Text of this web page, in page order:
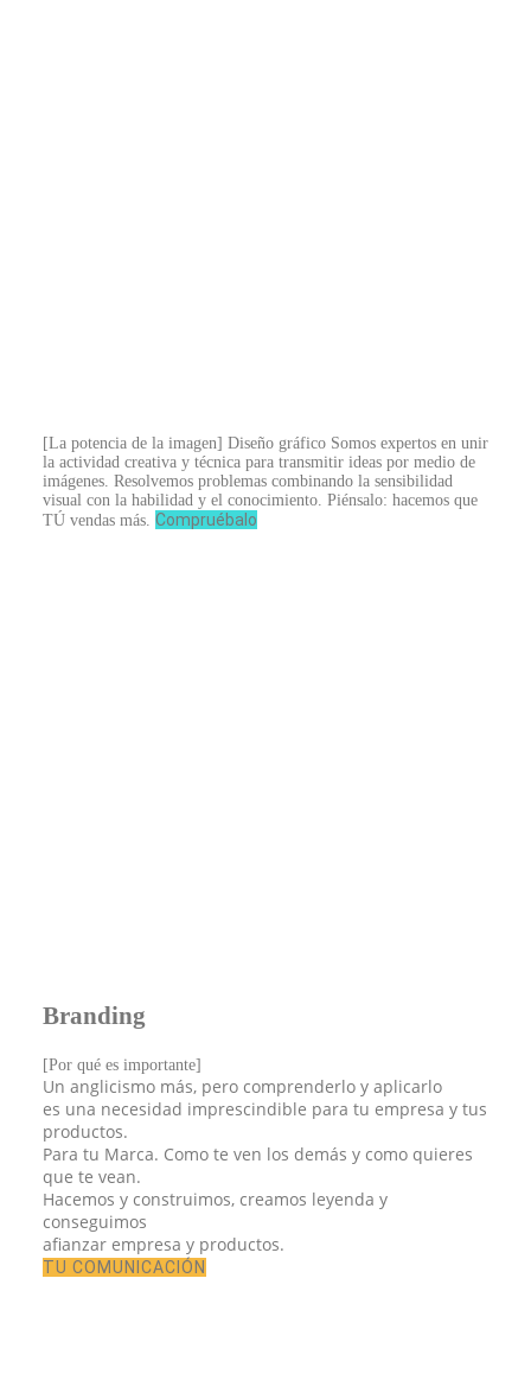
[La potencia de la imagen] Diseño gráfico Somos expertos en unir
la actividad creativa y técnica para transmitir ideas por medio de
imágenes. Resolvemos problemas combinando la sensibilidad
visual con la habilidad y el conocimiento. Piénsalo: hacemos que
TÚ vendas más. Compruébalo
Branding
[Por qué es importante]
Un anglicismo más, pero comprenderlo y aplicarlo
es una necesidad imprescindible para tu empresa y tus
productos.
Para tu Marca. Como te ven los demás y como quieres
que te vean.
Hacemos y construimos, creamos leyenda y
conseguimos
afianzar empresa y productos.
TU COMUNICACIÓN